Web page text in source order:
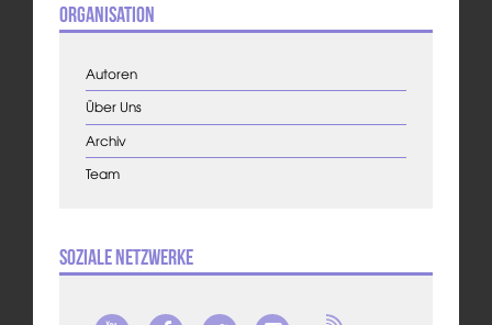
Organisation
Autoren
Über Uns
Archiv
Team
Soziale Netzwerke